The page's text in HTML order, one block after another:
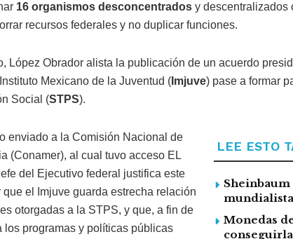
16 organismos desconcentrados y descentralizados
recursos federales y no duplicar funciones.
López Obrador alista la publicación de un acuerdo
Mexicano de la Juventud ( Imjuve) pase a formar
Social (STPS).
LEE ESTO
Sheinbaum
mundialista
Monedas
enviado a la Comisión Nacional de
(Conamer), al cual tuvo acceso EL
del Ejecutivo federal justifica este
el Imjuve guarda estrecha relación
otorgadas a la STPS, y que, a fin de
los programas y políticas públicas